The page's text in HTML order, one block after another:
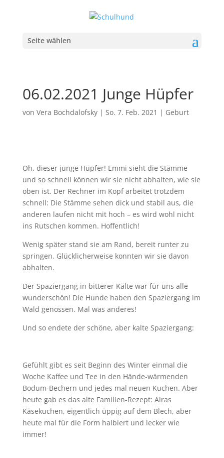
Seite wählen
06.02.2021 Junge Hüpfer
von Vera Bochdalofsky| So. 7. Feb. 2021 | Geburt
Oh, dieser junge Hüpfer! Emmi sieht die Stämme
und so schnell können wir sie nicht abhalten, wie sie
oben ist. Der Rechner im Kopf arbeitet trotzdem
schnell: Die Stämme sehen dick und stabil aus, die
anderen laufen nicht mit hoch – es wird wohl nicht
ins Rutschen kommen. Hoffentlich!
Wenig später stand sie am Rand, bereit runter zu
springen. Glücklicherweise konnten wir sie davon
abhalten.
Der Spaziergang in bitterer Kälte war für uns alle
wunderschön! Die Hunde haben den Spaziergang im
Wald genossen. Mal was anderes!
Und so endete der schöne, aber kalte Spaziergang:
Gefühlt gibt es seit Beginn des Winter einmal die
Woche Kaffee und Tee in den Hände-wärmenden
Bodum-Bechern und jedes mal neuen Kuchen. Aber
heute gab es das alte Familien-Rezept: Airas
Käsekuchen, eigentlich üppig auf dem Blech, aber
heute mal für die Form halbiert und lecker wie
immer!